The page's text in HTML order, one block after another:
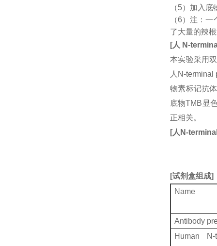
（5）加入
（6）注：
了大量的辣
[人 N-
本实验采用
人N-
物素标记抗
底物TMB显
正相关。
[人 N-
[试剂盒组成]
Name
Antibody
Human N-